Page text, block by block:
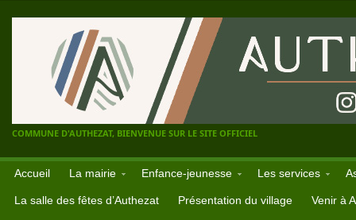
COMMUNE D'AUTHEZAT, BIENVENUE SUR LE SITE OFFICIEL
Accueil La mairie Enfance-jeunesse Les services
La salle des fêtes d’Authezat Présentation du village Venir à